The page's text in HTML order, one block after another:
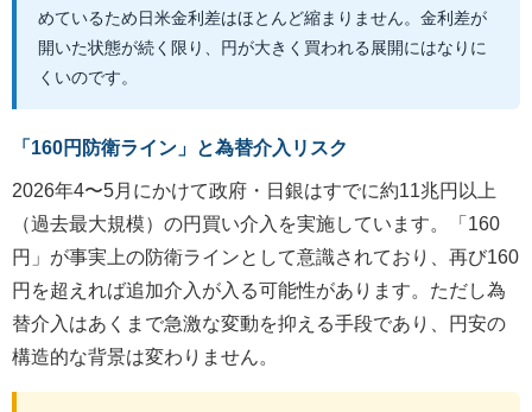
めているため日米金利差はほとんど縮まりません。金利差が
開いた状態が続く限り、円が大きく買われる展開にはなりに
くいのです。
「160円防衛ライン」と為替介入リスク
2026年4〜5月にかけて政府・日銀はすでに約11兆円以上
（過去最大規模）の円買い介入を実施しています。「160
円」が事実上の防衛ラインとして意識されており、再び160
円を超えれば追加介入が入る可能性があります。ただし為
替介入はあくまで急激な変動を抑える手段であり、円安の
構造的な背景は変わりません。